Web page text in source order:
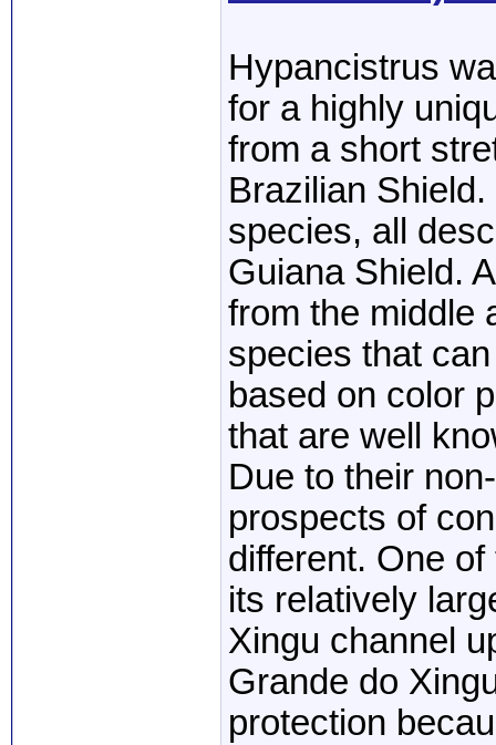
Hypancistrus
for a highly
from a short
Brazilian
species, all
Guiana Shield.
from the middle
species that
based on color
that are well
Due to their
prospects of
different. One
its relatively
Xingu channel
Grande do
protection